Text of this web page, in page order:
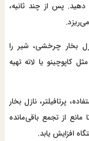
دهید. پس از چند ثانیه،
بخار چرخشی، شیر را
کاپوچینو یا لاته تهیه
پرتافیلتر، نازل بخار
مانع از تجمع باقی‌مانده
افزایش یابد.